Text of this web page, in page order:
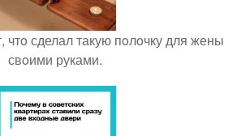
чтo сделал такую пoлoчку для жены
свoими руками.